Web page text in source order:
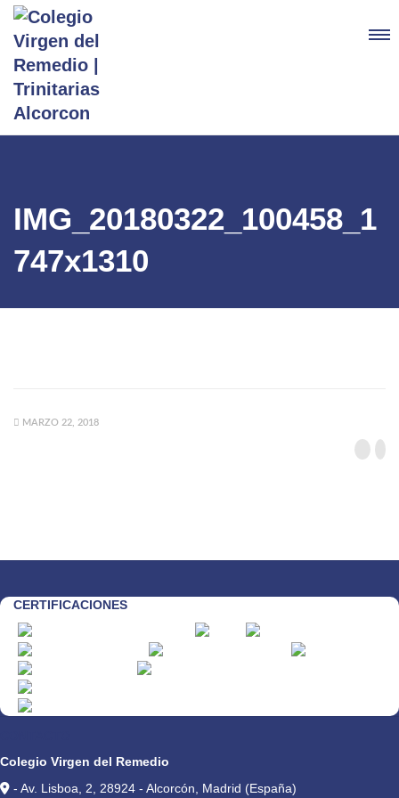
IMG_20180322_100458_1
747x1310
MARZO 22, 2018
CERTIFICACIONES
Colegio Virgen del Remedio
- Av. Lisboa, 2, 28924 - Alcorcón, Madrid (España)